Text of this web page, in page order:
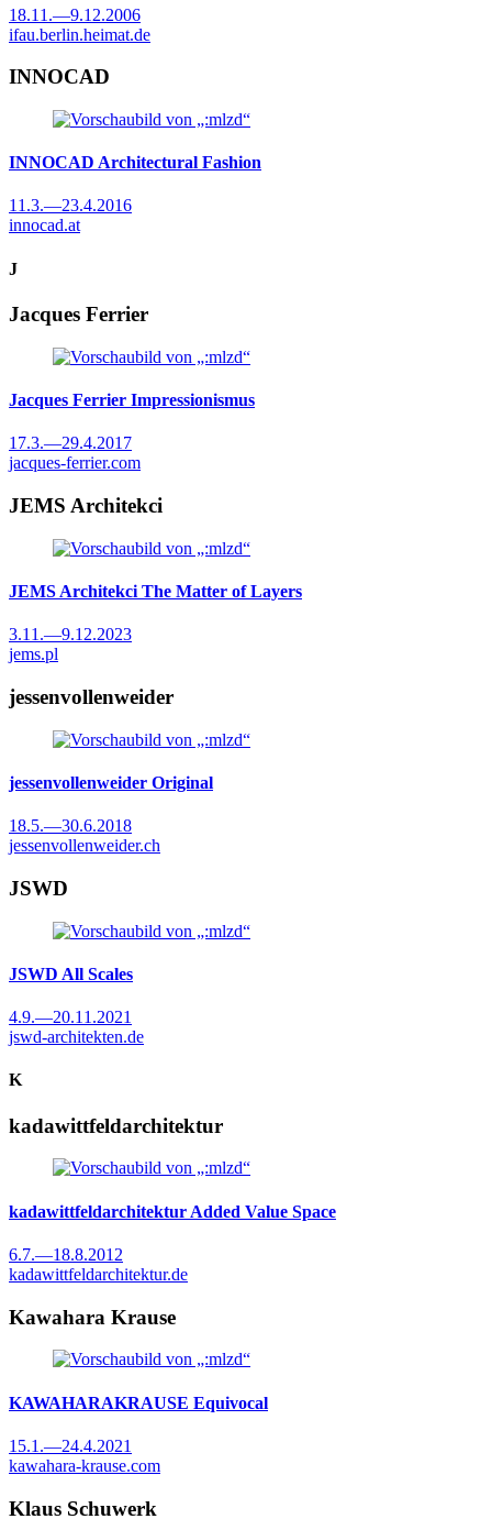
18.11.—9.12.2006
ifau.berlin.heimat.de
INNOCAD
INNOCAD Architectural Fashion
11.3.—23.4.2016
innocad.at
J
Jacques Ferrier
Jacques Ferrier Impressionismus
17.3.—29.4.2017
jacques-ferrier.com
JEMS Architekci
JEMS Architekci The Matter of Layers
3.11.—9.12.2023
jems.pl
jessenvollenweider
jessenvollenweider Original
18.5.—30.6.2018
jessenvollenweider.ch
JSWD
JSWD All Scales
4.9.—20.11.2021
jswd-architekten.de
K
kadawittfeldarchitektur
kadawittfeldarchitektur Added Value Space
6.7.—18.8.2012
kadawittfeldarchitektur.de
Kawahara Krause
KAWAHARAKRAUSE Equivocal
15.1.—24.4.2021
kawahara-krause.com
Klaus Schuwerk